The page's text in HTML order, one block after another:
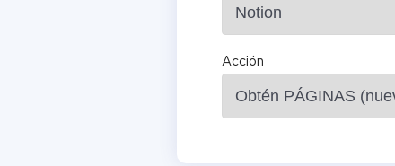
Acción